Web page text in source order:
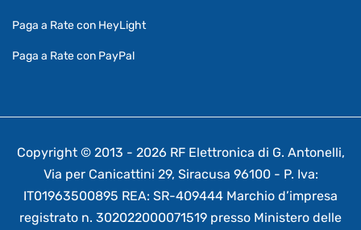
Paga a Rate con HeyLight
Paga a Rate con PayPal
Copyright © 2013 - 2026 RF Elettronica di G. Antonelli,
Via per Canicattini 29, Siracusa 96100 - P. Iva:
IT01963500895 REA: SR-409444 Marchio d’impresa
registrato n. 302022000071519 presso Ministero delle